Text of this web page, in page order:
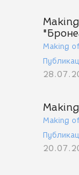
Making of
Making of